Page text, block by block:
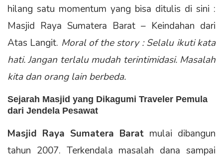
hilang satu momentum yang bisa ditulis di sini :
Masjid Raya Sumatera Barat – Keindahan dari
Atas Langit. Moral of the story : Selalu ikuti kata
hati. Jangan terlalu mudah terintimidasi. Masalah
kita dan orang lain berbeda.
Sejarah Masjid yang Dikagumi Traveler Pemula
dari Jendela Pesawat
Masjid Raya Sumatera Barat mulai dibangun
tahun 2007. Terkendala masalah dana sampai